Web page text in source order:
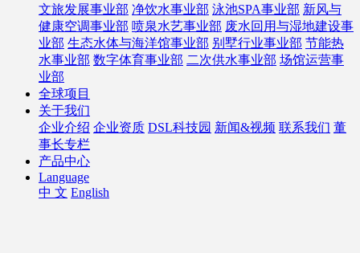
文旅发展事业部 净饮水事业部 泳池SPA事业部 新风与
健康空调事业部 喷泉水艺事业部 废水回用与湿地建设事
业部 生态水体与海洋馆事业部 别墅行业事业部 节能热
水事业部 数字体育事业部 二次供水事业部 场馆运营事
业部
全球项目
关于我们
企业介绍 企业资质 DSL科技园 新闻&视频 联系我们 董
事长专栏
产品中心
Language
中 文 English